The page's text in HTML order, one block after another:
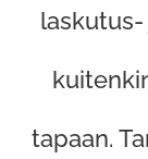
tapaan.